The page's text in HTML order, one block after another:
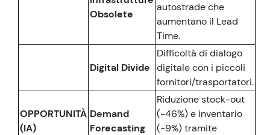
Obsolete
autostrade che
aumentano il Lead
Time.
Digital Divide
Difficoltà di dialogo
digitale con i piccoli
fornitori/trasportatori.
OPPORTUNITÀ
(IA)
Demand
Forecasting
Riduzione stock-out
(-46%) e inventario
(-9%) tramite